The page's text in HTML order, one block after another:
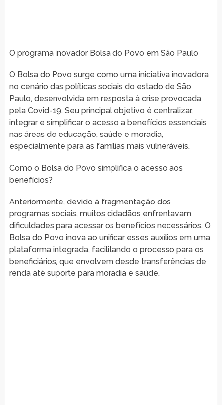
O programa inovador Bolsa do Povo em São Paulo
O Bolsa do Povo surge como uma iniciativa inovadora
no cenário das políticas sociais do estado de São
Paulo, desenvolvida em resposta à crise provocada
pela Covid-19. Seu principal objetivo é centralizar,
integrar e simplificar o acesso a benefícios essenciais
nas áreas de educação, saúde e moradia,
especialmente para as famílias mais vulneráveis.
Como o Bolsa do Povo simplifica o acesso aos
benefícios?
Anteriormente, devido à fragmentação dos
programas sociais, muitos cidadãos enfrentavam
dificuldades para acessar os benefícios necessários. O
Bolsa do Povo inova ao unificar esses auxílios em uma
plataforma integrada, facilitando o processo para os
beneficiários, que envolvem desde transferências de
renda até suporte para moradia e saúde.